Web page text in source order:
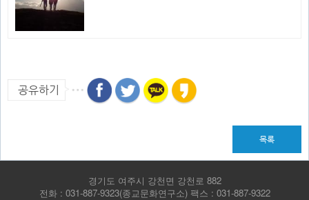
공유하기
목록
경기도 여주시 강천면 강천로 882
전화 : 031-887-9323(종교문화연구소) 팩스 : 031-887-9322